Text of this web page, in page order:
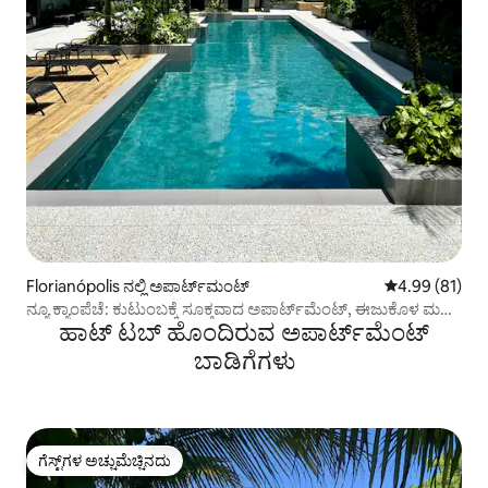
Florianópolis ನಲ್ಲಿ ಅಪಾರ್ಟ್‌ಮಂಟ್ 5 ರಲ್ಲಿ 4.99
4.99 (81)
ನ್ಯೂ ಕ್ಯಾಂಪೆಚೆ: ಕುಟುಂಬಕ್ಕೆ ಸೂಕ್ತವಾದ ಅಪಾರ್ಟ್‌ಮೆಂಟ್, ಈಜುಕೊಳ ಮತ್ತು
ಬೀಚ್ಹಾಟ್ ಟಬ್ ಹೊಂದಿರುವ ಅಪಾರ್ಟ್‌ಮೆಂಟ್
ಬಾಡಿಗೆಗಳು
ಗೆಸ್ಟ್‌ಗಳ ಅಚ್ಚುಮೆಚ್ಚಿನದು
ಗೆಸ್ಟ್‌ಗಳ ಅಚ್ಚುಮೆಚ್ಚಿನದು